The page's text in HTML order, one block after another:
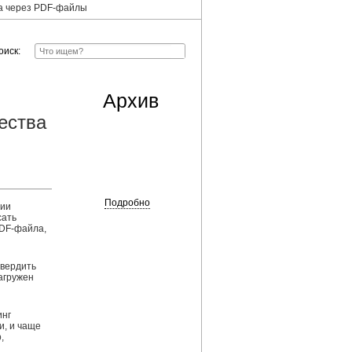
через PDF-файлы
файла,
и чаще
Архив
Подробно